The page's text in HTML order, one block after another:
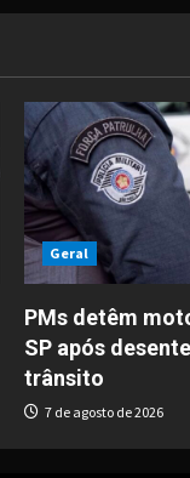
Geral
PMs detêm
SP após
trânsito
7 de agosto de 2026